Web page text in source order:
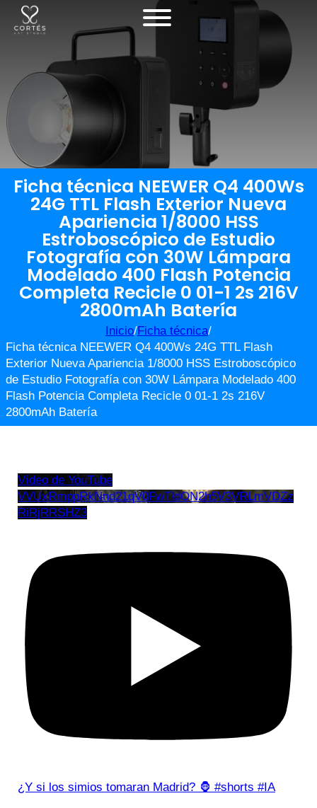
Ficha técnica NEEWER Q4 400Ws
24G TTL Flash Exterior Nueva
Apariencia 1/8000 HSS
Estroboscópico de Estudio
Fotografía con 30W Lámpara
Modelado 400 Flash Potencia
Completa Recicle 0 01-1 2s 216V
2800mAh Batería
Inicio/Ficha técnica/
Ficha técnica NEEWER Q4 400Ws 24G TTL Flash
Exterior Nueva Apariencia 1/8000 HSS Estroboscópico
de Estudio Fotografía con 30W Lámpara Modelado 400
Flash Potencia Completa Recicle 0 01-1 2s 216V
2800mAh Batería
Vídeo de YouTube
VVUxRmppRkNnd21qV0FwTldON2h5V3VRLmVDZz
RiRjRRSHZ3
¿Y si los simios tomaran Madrid? 🦍 #shorts #IA